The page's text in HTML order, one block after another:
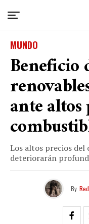
MUNDO
Beneficio
ante
Los altos precios del
deteriorarán
By